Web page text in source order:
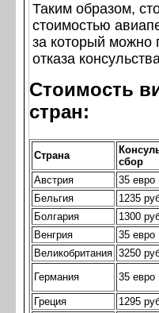
Таким образом,
стоимостью
за который можно
отказа
Стоимость
стран:
Страна
сбор
Австрия 35 евро
Бельгия
1235
Болгария
1300
Венгрия
35 евро
Великобритания 3250
Германия
35 евро
Греция
1295